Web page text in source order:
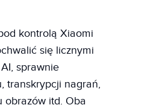
kontrolą Xiaomi
się licznymi
sprawnie
transkrypcji nagrań,
obrazów itd. Oba